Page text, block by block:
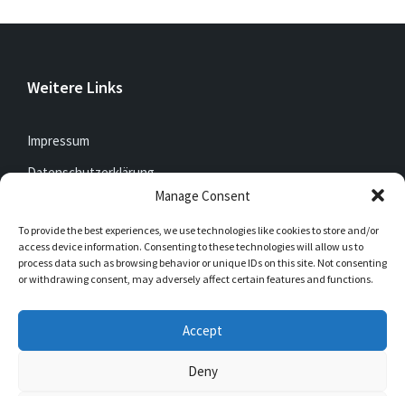
Manage Consent
To provide the best experiences, we use technologies like cookies to store and/or
access device information. Consenting to these technologies will allow us to
process data such as browsing behavior or unique IDs on this site. Not consenting
or withdrawing consent, may adversely affect certain features and functions.
Accept
Deny
Weitere Links
Impressum
Datenschutzerklärung
Jetzt mitfunken!
Bleibt auch unterwegs immer auf dem Laufenden mit
DorfFunk!
Jetzt laden für iOS & Android